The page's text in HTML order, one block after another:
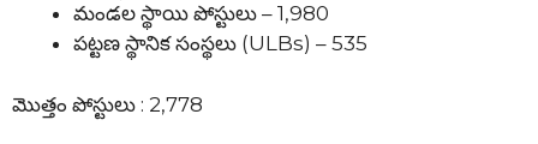
మండల స్థాయి పోస్టులు – 1,980
పట్టణ స్థానిక సంస్థలు (ULBs) – 535
మొత్తం పోస్టులు : 2,778